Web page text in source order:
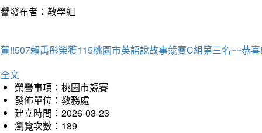
發布者：教學組
!!507賴禹彤榮獲115桃園市英語說故事競賽C組第三名~~恭喜
文
榮譽事項：桃園市競賽
發佈單位：教務處
建立時間：2026-03-23
瀏覽次數：189